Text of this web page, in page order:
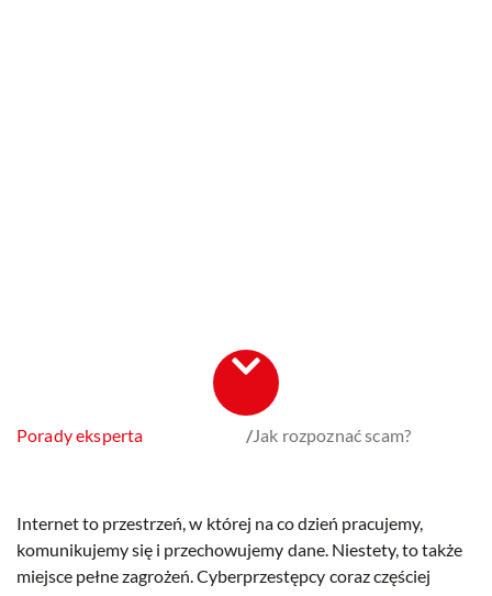
Porady eksperta /Jak rozpoznać scam?
Internet to przestrzeń, w której na co dzień pracujemy,
komunikujemy się i przechowujemy dane. Niestety, to także
miejsce pełne zagrożeń. Cyberprzestępcy coraz częściej